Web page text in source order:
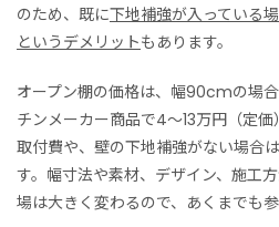
のため、既に下地補強が入っている
というデメリットもあります。
オープン棚の価格は、幅90cmの場
チンメーカー商品で4〜13万円（定価
取付費や、壁の下地補強がない場合
す。幅寸法や素材、デザイン、施工
場は大きく変わるので、あくまでも